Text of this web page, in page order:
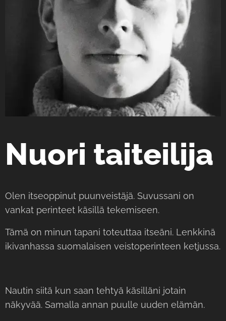
Nuori taiteilija
Olen itseoppinut puunveistäjä. Suvussani on
vankat perinteet käsillä tekemiseen.
Tämä on minun tapani toteuttaa itseäni. Lenkkinä
ikivanhassa suomalaisen veistoperinteen ketjussa.
Nautin siitä kun saan tehtyä käsilläni jotain
näkyvää. Samalla annan puulle uuden elämän.